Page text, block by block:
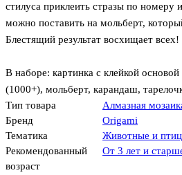
стилуса приклеить стразы по номеру
можно поставить на мольберт,
Блестящий результат восхищает всех!
В наборе: картинка с клейкой
(1000+), мольберт, карандаш,
Тип товара
Алмазная
Бренд
Origami
Тематика
Животные и
Рекомендованный
возраст
От 3 лет и